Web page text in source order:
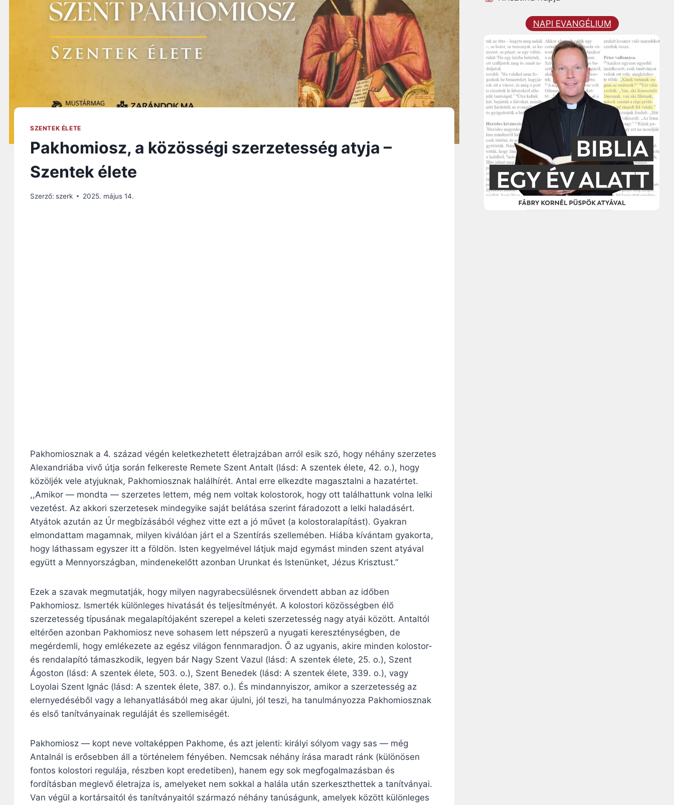
SZENTEK ÉLETE
Pakhomiosz, a közösségi szerzetesség atyja –
Szentek élete
Szerző: szerk 2025. május 14.
Pakhomiosznak a 4. század végén keletkezhetett életrajzában arról esik szó, hogy néhány szerzetes
Alexandriába vivő útja során felkereste Remete Szent Antalt (lásd: A szentek élete, 42. o.), hogy
közöljék vele atyjuknak, Pakhomiosznak halálhírét. Antal erre elkezdte magasztalni a hazatértet.
,,Amikor — mondta — szerzetes lettem, még nem voltak kolostorok, hogy ott találhattunk volna lelki
vezetést. Az akkori szerzetesek mindegyike saját belátása szerint fáradozott a lelki haladásért.
Atyátok azután az Úr megbízásából véghez vitte ezt a jó művet (a kolostoralapítást). Gyakran
elmondattam magamnak, milyen kiválóan járt el a Szentírás szellemében. Hiába kívántam gyakorta,
hogy láthassam egyszer itt a földön. Isten kegyelmével látjuk majd egymást minden szent atyával
együtt a Mennyországban, mindenekelőtt azonban Urunkat és Istenünket, Jézus Krisztust.”
Ezek a szavak megmutatják, hogy milyen nagyrabecsülésnek örvendett abban az időben
Pakhomiosz. Ismerték különleges hivatását és teljesítményét. A kolostori közösségben élő
szerzetesség típusának megalapítójaként szerepel a keleti szerzetesség nagy atyái között. Antaltól
eltérően azonban Pakhomiosz neve sohasem lett népszerű a nyugati kereszténységben, de
megérdemli, hogy emlékezete az egész világon fennmaradjon. Ő az ugyanis, akire minden kolostor-
és rendalapító támaszkodik, legyen bár Nagy Szent Vazul (lásd: A szentek élete, 25. o.), Szent
Ágoston (lásd: A szentek élete, 503. o.), Szent Benedek (lásd: A szentek élete, 339. o.), vagy
Loyolai Szent Ignác (lásd: A szentek élete, 387. o.). És mindannyiszor, amikor a szerzetesség az
elernyedéséből vagy a lehanyatlásából meg akar újulni, jól teszi, ha tanulmányozza Pakhomiosznak
és első tanítványainak reguláját és szellemiségét.
Pakhomiosz — kopt neve voltaképpen Pakhome, és azt jelenti: királyi sólyom vagy sas — még
Antalnál is erősebben áll a történelem fényében. Nemcsak néhány írása maradt ránk (különösen
fontos kolostori regulája, részben kopt eredetiben), hanem egy sok megfogalmazásban és
fordításban meglevő életrajza is, amelyeket nem sokkal a halála után szerkeszthettek a tanítványai.
Van végül a kortársaitól és tanítványaitól származó néhány tanúságunk, amelyek között különleges
NAPI EVANGÉLIUM